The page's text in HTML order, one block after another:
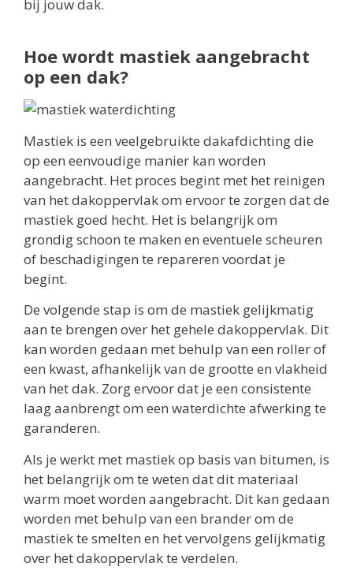
bij jouw dak.
Hoe wordt mastiek aangebracht
op een dak?
Mastiek is een veelgebruikte dakafdichting die
op een eenvoudige manier kan worden
aangebracht. Het proces begint met het reinigen
van het dakoppervlak om ervoor te zorgen dat de
mastiek goed hecht. Het is belangrijk om
grondig schoon te maken en eventuele scheuren
of beschadigingen te repareren voordat je
begint.
De volgende stap is om de mastiek gelijkmatig
aan te brengen over het gehele dakoppervlak. Dit
kan worden gedaan met behulp van een roller of
een kwast, afhankelijk van de grootte en vlakheid
van het dak. Zorg ervoor dat je een consistente
laag aanbrengt om een waterdichte afwerking te
garanderen.
Als je werkt met mastiek op basis van bitumen, is
het belangrijk om te weten dat dit materiaal
warm moet worden aangebracht. Dit kan gedaan
worden met behulp van een brander om de
mastiek te smelten en het vervolgens gelijkmatig
over het dakoppervlak te verdelen.